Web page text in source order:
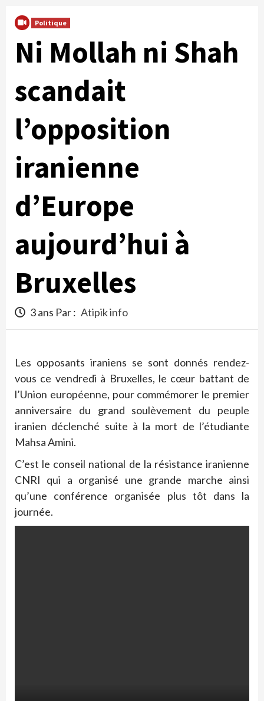
Politique
Ni Mollah ni Shah
scandait
l’opposition
iranienne
d’Europe
aujourd’hui à
Bruxelles
3 ans Par : Atipik info
Les opposants iraniens se sont donnés rendez-
vous ce vendredi à Bruxelles, le cœur battant de
l’Union européenne, pour commémorer le premier
anniversaire du grand soulèvement du peuple
iranien déclenché suite à la mort de l’étudiante
Mahsa Amini.
C’est le conseil national de la résistance iranienne
CNRI qui a organisé une grande marche ainsi
qu’une conférence organisée plus tôt dans la
journée.